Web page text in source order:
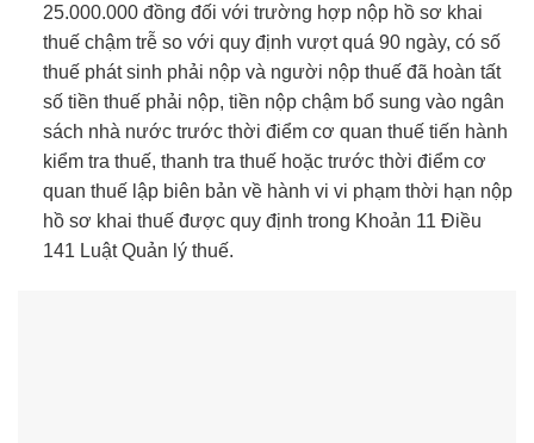
25.000.000 đồng đối với trường hợp nộp hồ sơ khai
thuế chậm trễ so với quy định vượt quá 90 ngày, có số
thuế phát sinh phải nộp và người nộp thuế đã hoàn tất
số tiền thuế phải nộp, tiền nộp chậm bổ sung vào ngân
sách nhà nước trước thời điểm cơ quan thuế tiến hành
kiểm tra thuế, thanh tra thuế hoặc trước thời điểm cơ
quan thuế lập biên bản về hành vi vi phạm thời hạn nộp
hồ sơ khai thuế được quy định trong Khoản 11 Điều
141 Luật Quản lý thuế.